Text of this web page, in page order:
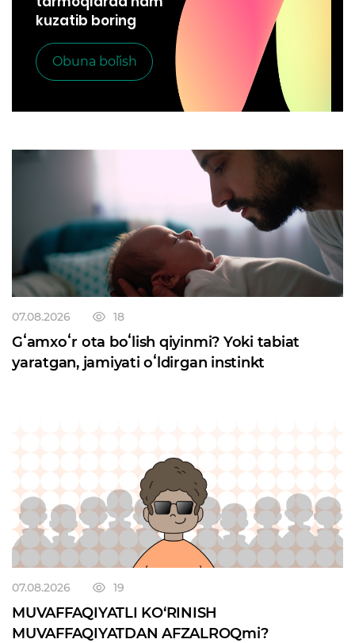
kuzatib boring
Obuna bo`lish
07.08.2026 18
Gʻamxoʻr ota boʻlish qiyinmi? Yoki tabiat
yaratgan, jamiyati oʻldirgan instinkt
07.08.2026 19
MUVAFFAQIYATLI KO‘RINISH
MUVAFFAQIYATDAN AFZALROQmi?